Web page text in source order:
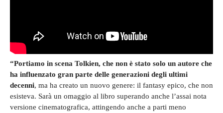
“Portiamo in scena Tolkien, che non è stato solo un autore che
ha influenzato gran parte delle generazioni degli ultimi
decenni, ma ha creato un nuovo genere: il fantasy epico, che non
esisteva. Sarà un omaggio al libro superando anche l’assai nota
versione cinematografica, attingendo anche a parti meno